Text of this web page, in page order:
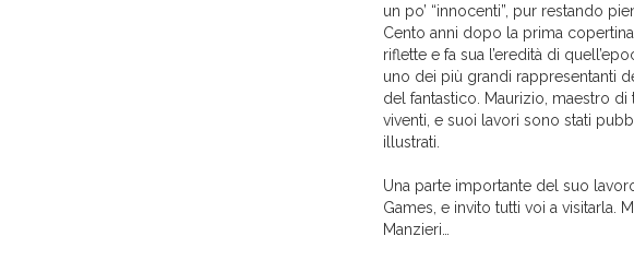
un po’ “innocenti”, pur restando
Cento anni dopo la prima
riflette e fa sua l’eredità di
uno dei più grandi rappresentanti
del fantastico. Maurizio, maestro
viventi, e suoi lavori sono stati
illustrati.
Una parte importante del suo
Games, e invito tutti voi a visitarla.
Manzieri…